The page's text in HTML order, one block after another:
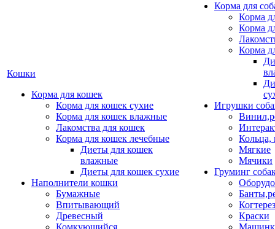
Кошки
Корма для кошек
Корма для кошек сухие
Корма для кошек влажные
Лакомства для кошек
Корма для кошек лечебные
Диеты для кошек
влажные
Диеты для кошек сухие
Наполнители кошки
Бумажные
Впитывающий
Древесный
Комкующийся
Корма для
Корма
Корма
Корма
Игрушки
Кольца,
Мягкие
Мячики
Груминг
Краски